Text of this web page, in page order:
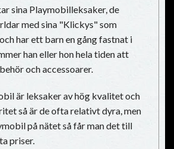
sina Playmobilleksaker, de
med sina "Klickys" som
har ett barn en gång fastnat i
han eller hon hela tiden att
och accessoarer.
är leksaker av hög kvalitet och
så är de ofta relativt dyra, men
på nätet så får man det till
priser.